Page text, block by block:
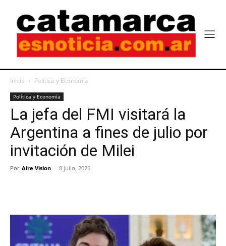
Inicio Política y Economía
Política y Economía
La jefa del FMI visitará la
Argentina a fines de julio por
invitación de Milei
Por Aire Vision - 8 julio, 2026